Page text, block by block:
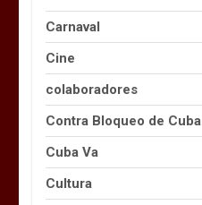
Carnaval
Cine
colaboradores
Contra Bloqueo de Cuba
Cuba Va
Cultura